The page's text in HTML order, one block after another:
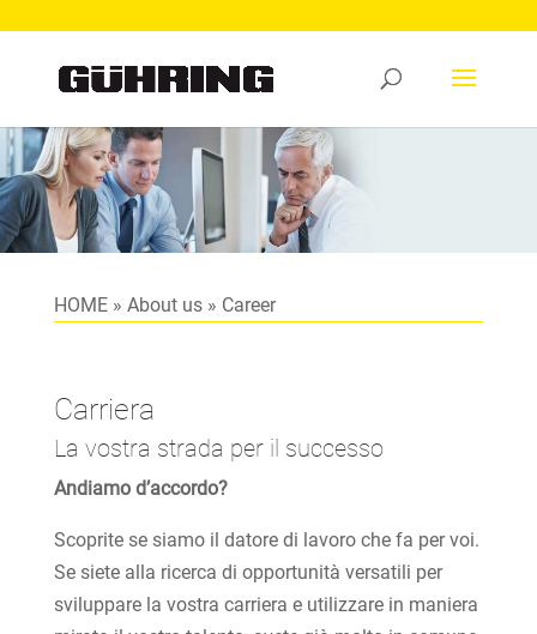
HOME» About us» Career
Carriera
La vostra strada per il successo
Andiamo d’accordo?
Scoprite se siamo il datore di lavoro che fa per voi.
Se siete alla ricerca di opportunità versatili per
sviluppare la vostra carriera e utilizzare in maniera